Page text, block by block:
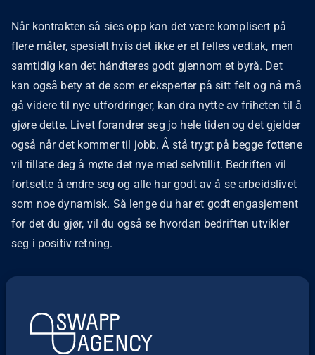
Når kontrakten så sies opp kan det være komplisert på
flere måter, spesielt hvis det ikke er et felles vedtak, men
samtidig kan det håndteres godt gjennom et byrå. Det
kan også bety at de som er eksperter på sitt felt og nå må
gå videre til nye utfordringer, kan dra nytte av friheten til å
gjøre dette. Livet forandrer seg jo hele tiden og det gjelder
også når det kommer til jobb. Å stå trygt på begge føttene
vil tillate deg å møte det nye med selvtillit. Bedriften vil
fortsette å endre seg og alle har godt av å se arbeidslivet
som noe dynamisk. Så lenge du har et godt engasjement
for det du gjør, vil du også se hvordan bedriften utvikler
seg i positiv retning.